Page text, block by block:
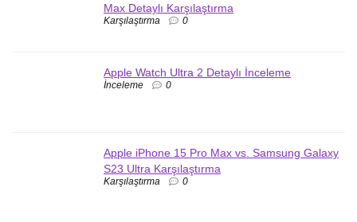
Max Detaylı Karşılaştırma
Karşılaştırma 0
Apple Watch Ultra 2 Detaylı İnceleme
İnceleme 0
Apple iPhone 15 Pro Max vs. Samsung Galaxy
S23 Ultra Karşılaştırma
Karşılaştırma 0